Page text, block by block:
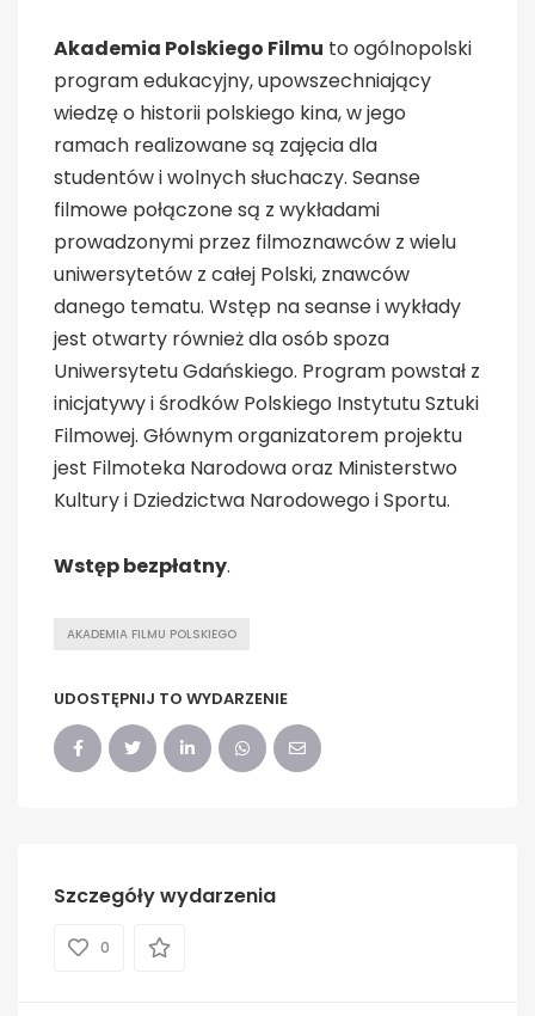
Akademia Polskiego Filmu to ogólnopolski
program edukacyjny, upowszechniający
wiedzę o historii polskiego kina, w jego
ramach realizowane są zajęcia dla
studentów i wolnych słuchaczy. Seanse
filmowe połączone są z wykładami
prowadzonymi przez filmoznawców z wielu
uniwersytetów z całej Polski, znawców
danego tematu. Wstęp na seanse i wykłady
jest otwarty również dla osób spoza
Uniwersytetu Gdańskiego. Program powstał z
inicjatywy i środków Polskiego Instytutu Sztuki
Filmowej. Głównym organizatorem projektu
jest Filmoteka Narodowa oraz Ministerstwo
Kultury i Dziedzictwa Narodowego i Sportu.
Wstęp bezpłatny.
AKADEMIA FILMU POLSKIEGO
UDOSTĘPNIJ TO WYDARZENIE
Szczegóły wydarzenia
0